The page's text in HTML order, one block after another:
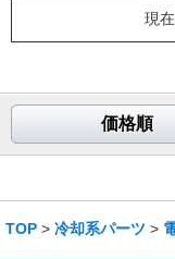
現
価格順
TOP > 冷却系パーツ >